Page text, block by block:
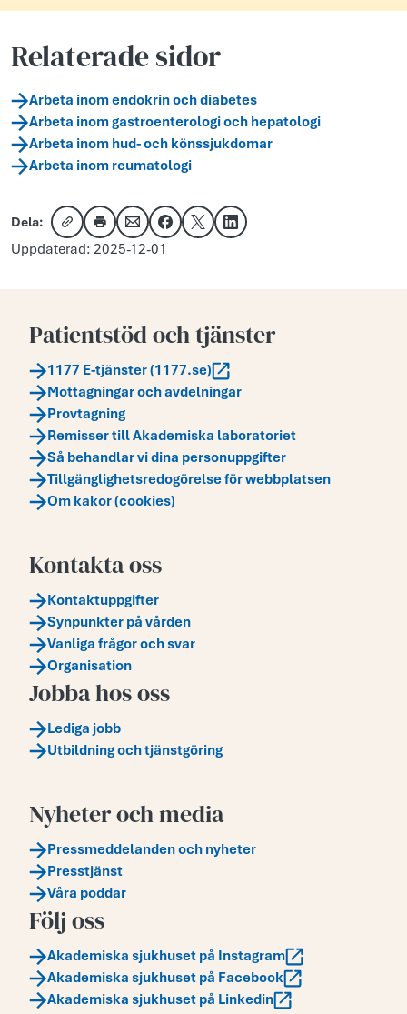
Relaterade sidor
Arbeta inom endokrin och diabetes
Arbeta inom gastroenterologi och hepatologi
Arbeta inom hud- och könssjukdomar
Arbeta inom reumatologi
Dela:
Kopiera länk
Skriv utDela via e-post
Dela på Facebook
Dela på XDela på LinkedIn
Uppdaterad: 2025-12-01
Patientstöd och tjänster
1177 E-tjänster (1177.se)
Mottagningar och avdelningar
Provtagning
Remisser till Akademiska laboratoriet
Så behandlar vi dina personuppgifter
Tillgänglighetsredogörelse för webbplatsen
Om kakor (cookies)
Kontakta oss
Kontaktuppgifter
Synpunkter på vården
Vanliga frågor och svar
Organisation
Jobba hos oss
Lediga jobb
Utbildning och tjänstgöring
Nyheter och media
Pressmeddelanden och nyheter
Presstjänst
Våra poddar
Följ oss
Akademiska sjukhuset på Instagram
Akademiska sjukhuset på Facebook
Akademiska sjukhuset på Linkedin